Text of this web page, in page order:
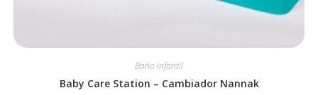
Baño infantil
Baby Care Station – Cambiador Nannak